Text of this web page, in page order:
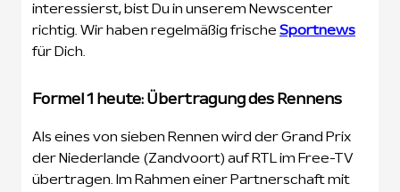
interessierst, bist Du in unserem Newscenter
richtig. Wir haben regelmäßig frische Sportnews
für Dich.
Formel 1 heute: Übertragung des Rennens
Als eines von sieben Rennen wird der Grand Prix
der Niederlande (Zandvoort) auf RTL im Free-TV
übertragen. Im Rahmen einer Partnerschaft mit